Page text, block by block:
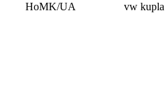
HoMK/UA vw kupla